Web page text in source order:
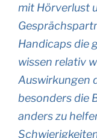
mit Hörverlust
Handicaps die
wissen relativ
Auswirkungen
besonders die
anders zu